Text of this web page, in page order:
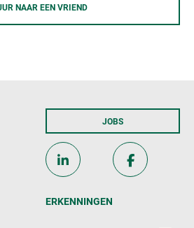
NAAR EEN VRIEND
JOBS
ERKENNINGEN